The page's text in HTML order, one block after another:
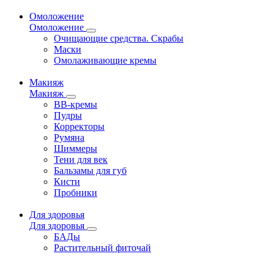
Омоложение
Омоложение
Очищающие средства. Скрабы
Маски
Омолаживающие кремы
Макияж
Макияж
ВВ-кремы
Пудры
Корректоры
Румяна
Шиммеры
Тени для век
Бальзамы для губ
Кисти
Пробники
Для здоровья
Для здоровья
БАДы
Растительный фиточай